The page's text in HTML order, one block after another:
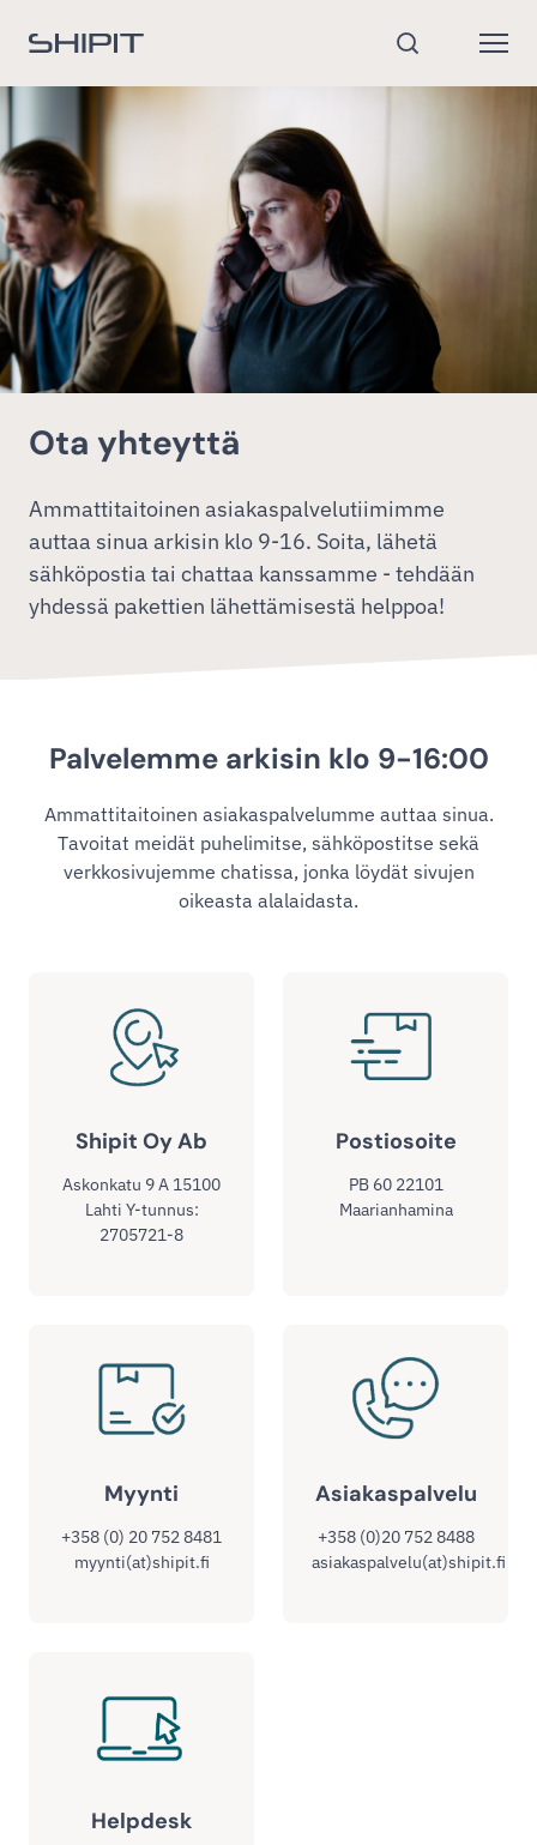
Siirry etusivulle
Ota yhteyttä
Ammattitaitoinen asiakaspalvelutiimimme
auttaa sinua arkisin klo 9-16. Soita, lähetä
sähköpostia tai chattaa kanssamme - tehdään
yhdessä pakettien lähettämisestä helppoa!
Palvelemme arkisin klo 9-16:00
Ammattitaitoinen asiakaspalvelumme auttaa sinua.
Tavoitat meidät puhelimitse, sähköpostitse sekä
verkkosivujemme chatissa, jonka löydät sivujen
oikeasta alalaidasta.
Shipit Oy Ab
Askonkatu 9 A 15100
Lahti Y-tunnus:
2705721-8
Postiosoite
PB 60 22101
Maarianhamina
Myynti
+358 (0) 20 752 8481
myynti(at)shipit.fi
Asiakaspalvelu
+358 (0)20 752 8488
asiakaspalvelu(at)shipit.fi
Helpdesk